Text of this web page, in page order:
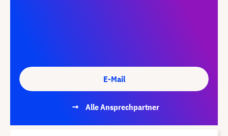
E-Mail
Alle Ansprechpartner